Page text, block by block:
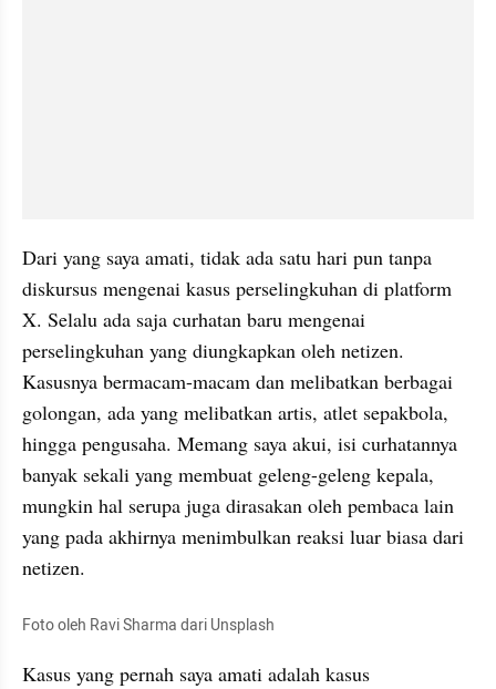
Dari yang saya amati, tidak ada satu hari pun tanpa
diskursus mengenai kasus perselingkuhan di platform
X. Selalu ada saja curhatan baru mengenai
perselingkuhan yang diungkapkan oleh netizen.
Kasusnya bermacam-macam dan melibatkan berbagai
golongan, ada yang melibatkan artis, atlet sepakbola,
hingga pengusaha. Memang saya akui, isi curhatannya
banyak sekali yang membuat geleng-geleng kepala,
mungkin hal serupa juga dirasakan oleh pembaca lain
yang pada akhirnya menimbulkan reaksi luar biasa dari
netizen.
Foto oleh Ravi Sharma dari Unsplash
Kasus yang pernah saya amati adalah kasus